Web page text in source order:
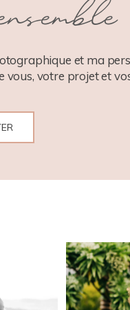
et ma
vous, votre projet et